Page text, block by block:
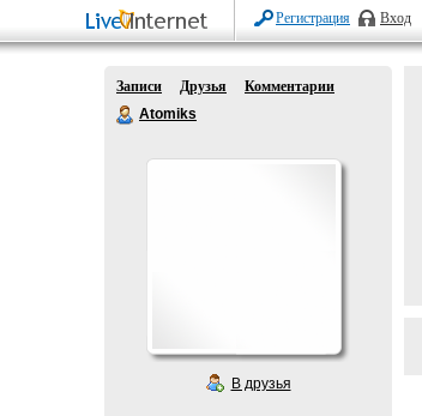
Регистрация Вход
Записи Друзья
Комментарии
Atomiks
В друзья